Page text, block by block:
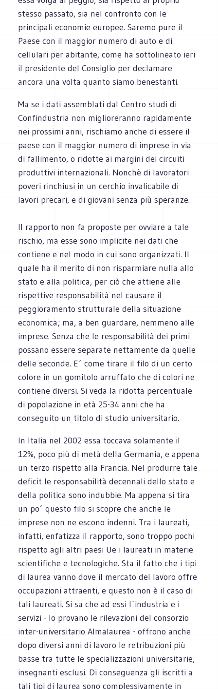
stesso passato, sia nel confronto con le
principali economie europee. Saremo pure il
Paese con il maggior numero di auto e di
cellulari per abitante, come ha sottolineato ieri
il presidente del Consiglio per declamare
ancora una volta quanto siamo benestanti.
Ma se i dati assemblati dal Centro studi di
Confindustria non miglioreranno rapidamente
nei prossimi anni, rischiamo anche di essere il
paese con il maggior numero di imprese in via
di fallimento, o ridotte ai margini dei circuiti
produttivi internazionali. Nonchè di lavoratori
poveri rinchiusi in un cerchio invalicabile di
lavori precari, e di giovani senza più speranze.
Il rapporto non fa proposte per ovviare a tale
rischio, ma esse sono implicite nei dati che
contiene e nel modo in cui sono organizzati. Il
quale ha il merito di non risparmiare nulla allo
stato e alla politica, per ciò che attiene alle
rispettive responsabilità nel causare il
peggioramento strutturale della situazione
economica; ma, a ben guardare, nemmeno alle
imprese. Senza che le responsabilità dei primi
possano essere separate nettamente da quelle
delle seconde. E´ come tirare il filo di un certo
colore in un gomitolo arruffato che di colori ne
contiene diversi. Si veda la ridotta percentuale
di popolazione in età 25-34 anni che ha
conseguito un titolo di studio universitario.
In Italia nel 2002 essa toccava solamente il
12%, poco più di metà della Germania, e appena
un terzo rispetto alla Francia. Nel produrre tale
deficit le responsabilità decennali dello stato e
della politica sono indubbie. Ma appena si tira
un po´ questo filo si scopre che anche le
imprese non ne escono indenni. Tra i laureati,
infatti, enfatizza il rapporto, sono troppo pochi
rispetto agli altri paesi Ue i laureati in materie
scientifiche e tecnologiche. Sta il fatto che i tipi
di laurea vanno dove il mercato del lavoro offre
occupazioni attraenti, e questo non è il caso di
tali laureati. Si sa che ad essi l´industria e i
servizi - lo provano le rilevazioni del consorzio
inter-universitario Almalaurea - offrono anche
dopo diversi anni di lavoro le retribuzioni più
basse tra tutte le specializzazioni universitarie,
insegnanti esclusi. Di conseguenza gli iscritti a
tali tipi di laurea sono complessivamente in